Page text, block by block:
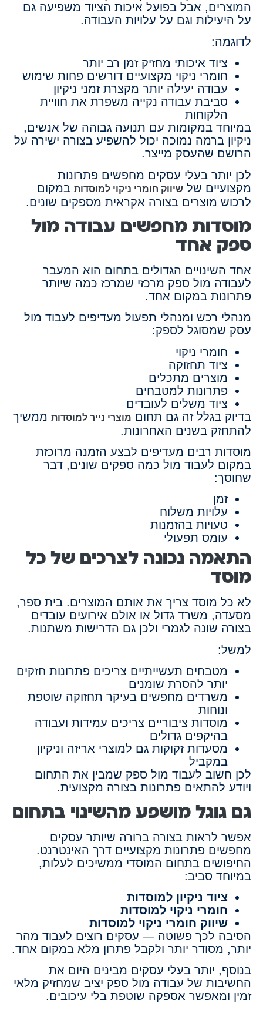
המוצרים, אבל בפועל איכות הציוד משפיעה גם
על היעילות וגם על עלויות העבודה.
לדוגמה:
ציוד איכותי מחזיק זמן רב יותר
חומרי ניקוי מקצועיים דורשים פחות שימוש
עבודה יעילה יותר מקצרת זמני ניקיון
סביבת עבודה נקייה משפרת את חוויית
הלקוחות
במיוחד במקומות עם תנועה גבוהה של אנשים,
ניקיון ברמה נמוכה יכול להשפיע בצורה ישירה על
הרושם שהעסק מייצר.
לכן יותר בעלי עסקים מחפשים פתרונות
מקצועיים של שיווק חומרי ניקוי למוסדות במקום
לרכוש מוצרים בצורה אקראית מספקים שונים.
מוסדות מחפשים עבודה מול
ספק אחד
אחד השינויים הגדולים בתחום הוא המעבר
לעבודה מול ספק מרכזי שמרכז כמה שיותר
פתרונות במקום אחד.
מנהלי רכש ומנהלי תפעול מעדיפים לעבוד מול
עסק שמסוגל לספק:
חומרי ניקוי
ציוד תחזוקה
מוצרים מתכלים
פתרונות למטבחים
ציוד משלים לעובדים
בדיוק בגלל זה גם תחום מוצרי נייר למוסדות ממשיך
להתחזק בשנים האחרונות.
מוסדות רבים מעדיפים לבצע הזמנה מרוכזת
במקום לעבוד מול כמה ספקים שונים, דבר
שחוסך:
זמן
עלויות משלוח
טעויות בהזמנות
עומס תפעולי
התאמה נכונה לצרכים של כל
מוסד
לא כל מוסד צריך את אותם המוצרים. בית ספר,
מסעדה, משרד גדול או אולם אירועים עובדים
בצורה שונה לגמרי ולכן גם הדרישות משתנות.
למשל:
מטבחים תעשייתיים צריכים פתרונות חזקים
יותר להסרת שומנים
משרדים מחפשים בעיקר תחזוקה שוטפת
ונוחות
מוסדות ציבוריים צריכים עמידות ועבודה
בהיקפים גדולים
מסעדות זקוקות גם למוצרי אריזה וניקיון
במקביל
לכן חשוב לעבוד מול ספק שמבין את התחום
ויודע להתאים פתרונות בצורה מקצועית.
גם גוגל מושפע מהשינוי בתחום
אפשר לראות בצורה ברורה שיותר עסקים
מחפשים פתרונות מקצועיים דרך האינטרנט.
החיפושים בתחום המוסדי ממשיכים לעלות,
במיוחד סביב:
ציוד ניקיון למוסדות
חומרי ניקוי למוסדות
שיווק חומרי ניקוי למוסדות
הסיבה לכך פשוטה — עסקים רוצים לעבוד מהר
יותר, מסודר יותר ולקבל פתרון מלא במקום אחד.
בנוסף, יותר בעלי עסקים מבינים היום את
החשיבות של עבודה מול ספק יציב שמחזיק מלאי
זמין ומאפשר אספקה שוטפת בלי עיכובים.